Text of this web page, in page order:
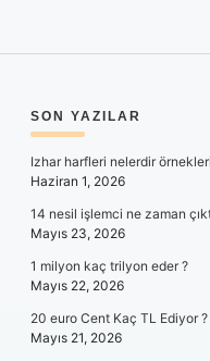
SIDEBAR
SON YAZILAR
Izhar harfleri nelerdir
Haziran 1, 2026
14 nesil işlemci ne zaman
Mayıs 23, 2026
1 milyon kaç trilyon eder ?
Mayıs 22, 2026
20 euro Cent Kaç TL Ediyor ?
Mayıs 21, 2026